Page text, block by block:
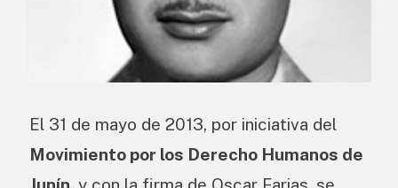
El 31 de mayo de 2013, por iniciativa del
Movimiento por los Derecho Humanos de